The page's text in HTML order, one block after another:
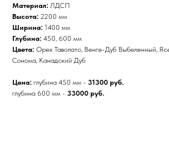
Материал: ЛДСП
Высота: 2200 мм
Ширина: 1400 мм
Глубина: 450, 600 мм
Цвета: Орех Таволато, Венге-Дуб Выбеленный,
Сонома, Канадский Дуб
Цена: глубина 450 мм - 31300 руб.
глубина 600 мм - 33000 руб.